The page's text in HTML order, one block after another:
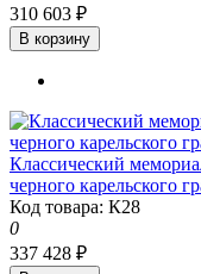
310 603 ₽
В корзину
Классический
черного карельского
Код товара: К28
0
337 428 ₽